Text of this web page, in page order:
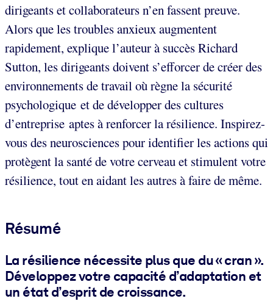
dirigeants et collaborateurs n’en fassent preuve.
Alors que les troubles anxieux augmentent
rapidement, explique l’auteur à succès Richard
Sutton, les dirigeants doivent s’efforcer de créer des
environnements de travail où règne la sécurité
psychologique et de développer des cultures
d’entreprise aptes à renforcer la résilience. Inspirez-
vous des neurosciences pour identifier les actions qui
protègent la santé de votre cerveau et stimulent votre
résilience, tout en aidant les autres à faire de même.
Résumé
La résilience nécessite plus que du « cran ».
Développez votre capacité d’adaptation et
un état d’esprit de croissance.